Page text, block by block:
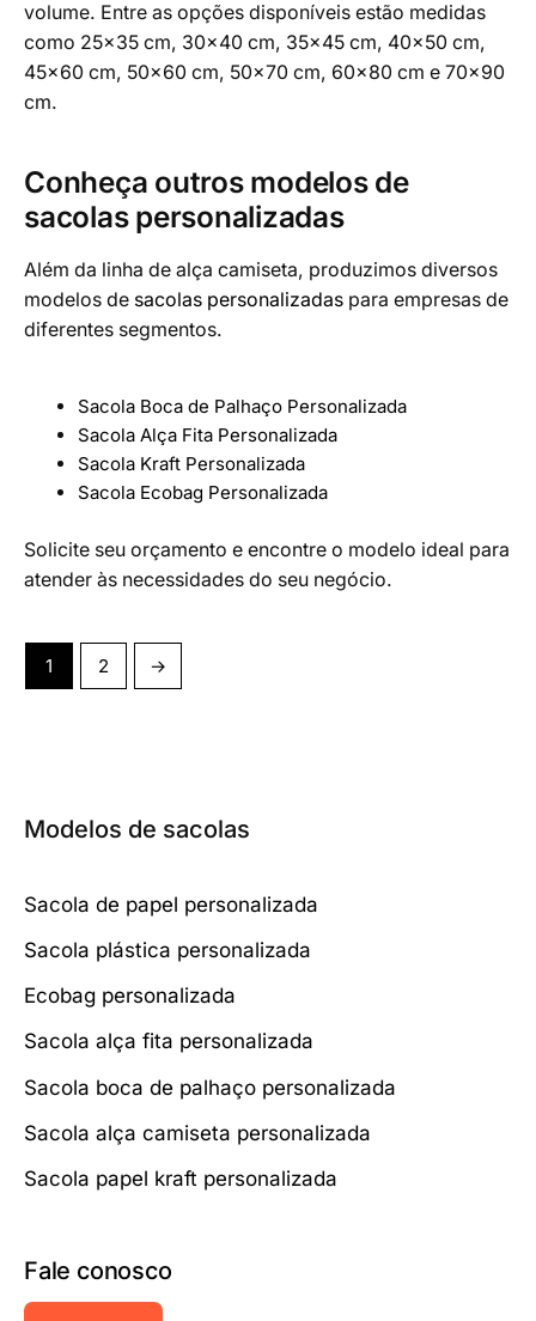
Modelos de sacolas
Sacola de papel personalizada
Sacola plástica personalizada
Ecobag personalizada
Sacola alça fita personalizada
Sacola boca de palhaço personalizada
Sacola alça camiseta personalizada
Sacola papel kraft personalizada
Fale conosco
volume. Entre as opções disponíveis estão medidas
como 25×35 cm, 30×40 cm, 35×45 cm, 40×50 cm,
45×60 cm, 50×60 cm, 50×70 cm, 60×80 cm e 70×90
cm.
Conheça outros modelos de
sacolas personalizadas
Além da linha de alça camiseta, produzimos diversos
modelos de sacolas personalizadas para empresas de
diferentes segmentos.
Sacola Boca de Palhaço Personalizada
Sacola Alça Fita Personalizada
Sacola Kraft Personalizada
Sacola Ecobag Personalizada
Solicite seu orçamento e encontre o modelo ideal para
atender às necessidades do seu negócio.
1 2 →